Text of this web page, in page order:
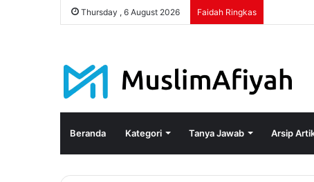
Thursday , 6 August 2026 Faidah Ringkas
Beranda Kategori Tanya Jawab Arsip